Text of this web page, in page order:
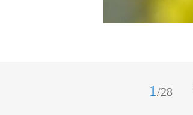
1 /28